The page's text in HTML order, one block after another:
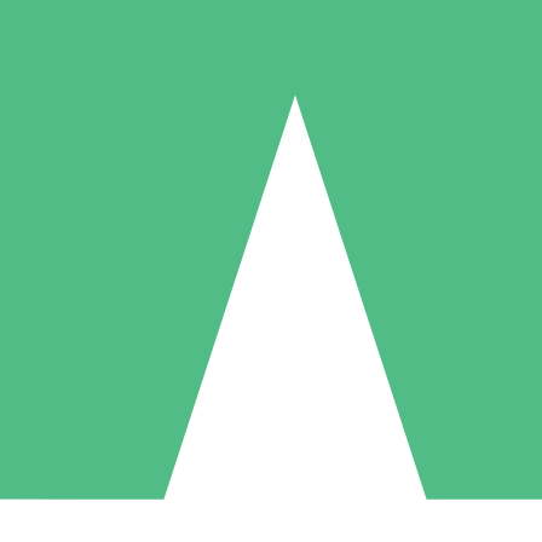
Individuelle Credit-Pakete
nach Bedarf mit Download-Credits. Keine monatliche Verpflichtung